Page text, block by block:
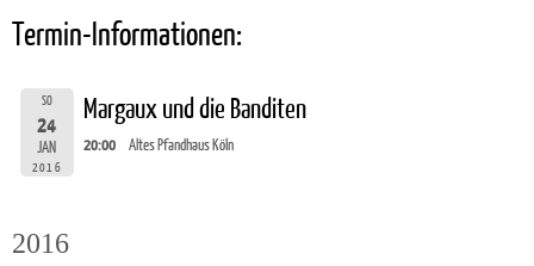
Termin-Informationen:
SO
24
JAN
2016
Margaux und die Banditen
20:00 Altes Pfandhaus Köln
2016